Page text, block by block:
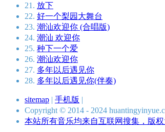
21. 放下
22. 好一个梨园大舞台
23. 潮汕欢迎你 (合唱版)
24. 潮汕 欢迎你
25. 种下一个爱
26. 潮汕欢迎你
27. 多年以后遇见你
28. 多年以后遇见你(伴奏)
sitemap | 手机版 |
Copyright © 2014 - 2024
本站所有音乐均来自互联网搜集，版